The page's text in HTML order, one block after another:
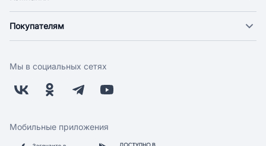
Новости
Поставщикам
Заводчикам
Обратная связь
Покупателям
Оплата
Бонусная программа
Скидки и акции
Мы в социальных сетях
Мобильные приложения